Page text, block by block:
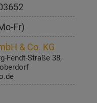
Fr)
& Co. KG
Fendt-Straße 38,